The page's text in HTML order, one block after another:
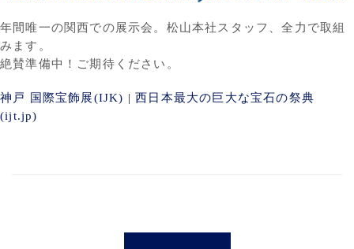
年間唯一の関西での展示会。松山本社スタッフ、全力で取組
みます。
絶賛準備中！ご期待ください。
神戸 国際宝飾展(IJK) | 西日本最大の巨大な宝石の祭典
(ijt.jp)